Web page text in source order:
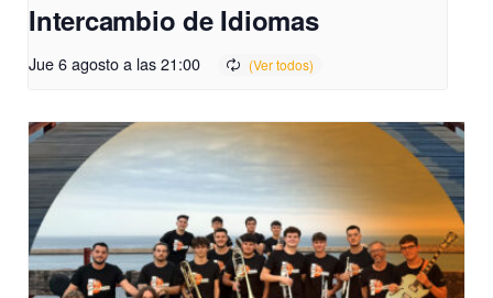
Intercambio de Idiomas
Jue 6 agosto a las 21:00